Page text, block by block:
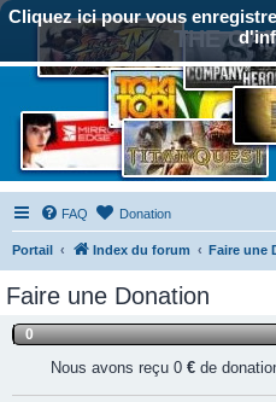
Cliquez ici pour vous
THE
FAQ Donation
Portail Index du forum Faire une
Faire une Donation
0
Nous avons reçu 0 € de